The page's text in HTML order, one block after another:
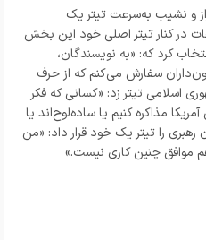
و نشیب به‌سرعت تیتر یک
در کنار تیتر اصلی خود این بخش
کرد که: «به نویسندگان،
سفارش می‌کنم که از حرف
اسلامی تیتر زد: «کسانى که فکر
مذاکره کنیم یا ساده‌لوح‌اند یا
را تیتر یک خود قرار داد: «من
هم موافق چنین کاری نیست.»